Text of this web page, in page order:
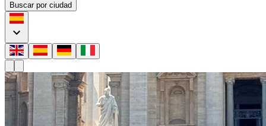
Buscar por ciudad